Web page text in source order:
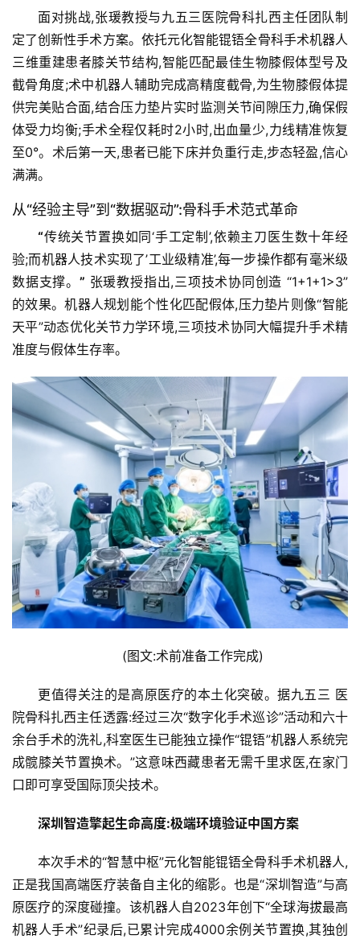
首
页
资
商
业
费
生
科
技
育
专
题
新
能
源
登录 注册
面对挑战,张瑗教授与九五三医院骨科扎西主任团队制
定了创新性手术方案。依托元化智能锟铻全骨科手术机器人
三维重建患者膝关节结构,智能匹配最佳生物膝假体型号及
截骨角度;术中机器人辅助完成高精度截骨,为生物膝假体提
供完美贴合面,结合压力垫片实时监测关节间隙压力,确保假
体受力均衡;手术全程仅耗时2小时,出血量少,力线精准恢复
至0°。术后第一天,患者已能下床并负重行走,步态轻盈,信心
满满。
从“经验主导”到“数据驱动”:骨科手术范式革命
“传统关节置换如同‘手工定制’,依赖主刀医生数十年经
验;而机器人技术实现了’工业级精准’,每一步操作都有毫米级
数据支撑。 ” 张瑗教授指出,三项技术协同创造 “1+1+1>3”
的效果。机器人规划能个性化匹配假体,压力垫片则像“智能
天平”动态优化关节力学环境,三项技术协同大幅提升手术精
准度与假体生存率。
(图文:术前准备工作完成)
更值得关注的是高原医疗的本土化突破。据九五三 医
院骨科扎西主任透露:经过三次“数字化手术巡诊”活动和六十
余台手术的洗礼,科室医生已能独立操作“锟铻”机器人系统完
成髋膝关节置换术。”这意味西藏患者无需千里求医,在家门
口即可享受国际顶尖技术。
深圳智造擎起生命高度:极端环境验证中国方案
本次手术的“智慧中枢”元化智能锟铻全骨科手术机器人,
正是我国高端医疗装备自主化的缩影。也是“深圳智造”与高
原医疗的深度碰撞。该机器人自2023年创下“全球海拔最高
机器人手术”纪录后,已累计完成4000余例关节置换,其独创